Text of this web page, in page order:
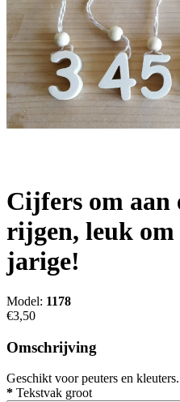
Cijfers om aan
rijgen, leuk
jarige!
Model: 1178
€3,50
Omschrijving
Geschikt voor peuters en
* Tekstvak groot